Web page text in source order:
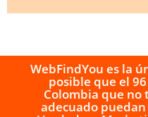
WebFindYou es la
posible que el
Colombia que
adecuado